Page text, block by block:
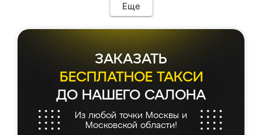
Еще
ЗАКАЗАТЬ
БЕСПЛАТНОЕ ТАКСИ
ДО НАШЕГО САЛОНА
Из любой точки Москвы и
Московской области!